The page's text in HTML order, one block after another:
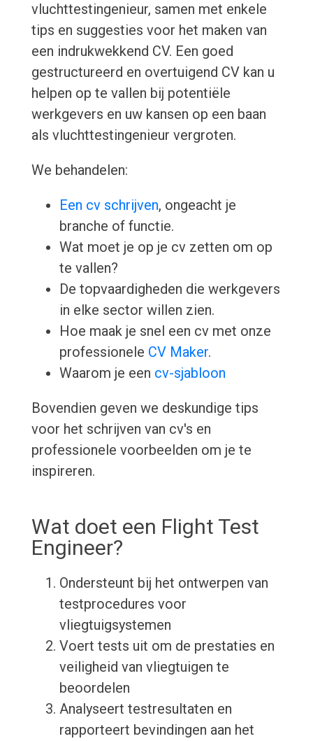
vluchttestingenieur, samen met enkele
tips en suggesties voor het maken van
een indrukwekkend CV. Een goed
gestructureerd en overtuigend CV kan u
helpen op te vallen bij potentiële
werkgevers en uw kansen op een baan
als vluchttestingenieur vergroten.
We behandelen:
Een cv schrijven, ongeacht je
branche of functie.
Wat moet je op je cv zetten om op
te vallen?
De topvaardigheden die werkgevers
in elke sector willen zien.
Hoe maak je snel een cv met onze
professionele CV Maker.
Waarom je een cv-sjabloon
Bovendien geven we deskundige tips
voor het schrijven van cv's en
professionele voorbeelden om je te
inspireren.
Wat doet een Flight Test
Engineer?
Ondersteunt bij het ontwerpen van
testprocedures voor
vliegtuigsystemen
Voert tests uit om de prestaties en
veiligheid van vliegtuigen te
beoordelen
Analyseert testresultaten en
rapporteert bevindingen aan het